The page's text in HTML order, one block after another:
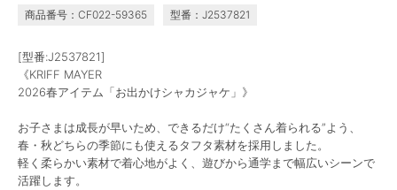
商品番号：CF022-59365 型番：J2537821
[型番:J2537821]
《KRIFF MAYER
2026春アイテム「お出かけシャカジャケ」》
お子さまは成長が早いため、できるだけ“たくさん着られる”よう、
春・秋どちらの季節にも使えるタフタ素材を採用しました。
軽く柔らかい素材で着心地がよく、遊びから通学まで幅広いシーンで
活躍します。